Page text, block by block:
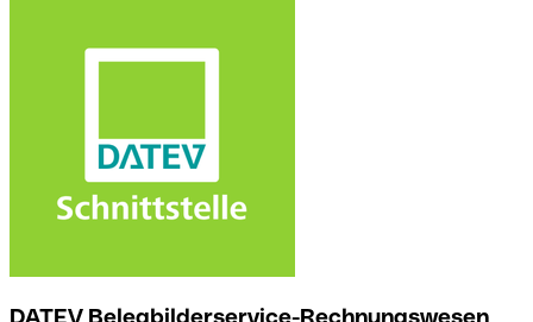
DATEV Belegbilderservice-Rechnungswesen